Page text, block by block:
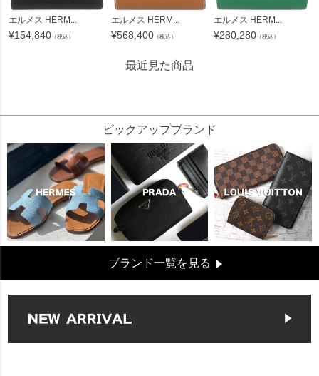
エルメス HERM...
¥154,840 （税込）
エルメス HERM...
¥568,400 （税込）
エルメス HERM...
¥280,280 （税込）
最近見た商品
ピックアップブランド
ブランド一覧を見る